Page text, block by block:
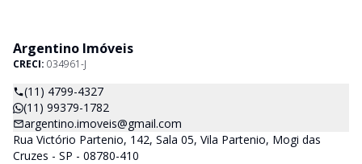
Argentino Imóveis
CRECI: 034961-J
(11) 4799-4327
(11) 99379-1782
argentino.imoveis@gmail.com
Rua Victório Partenio, 142, Sala 05, Vila Partenio, Mogi das
Cruzes - SP - 08780-410